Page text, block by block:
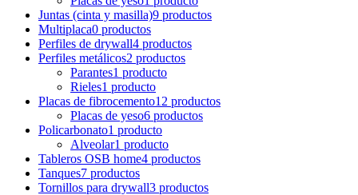
Juntas (cinta y masilla)9 productos
Multiplaca0 productos
Perfiles de drywall4 productos
Perfiles metálicos2 productos
Parantes1 producto
Rieles1 producto
Placas de fibrocemento12 productos
Placas de yeso6 productos
Policarbonato1 producto
Alveolar1 producto
Tableros OSB home4 productos
Tanques7 productos
Tornillos para drywall3 productos